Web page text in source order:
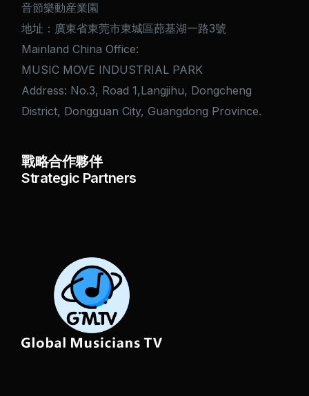
音節樂動産業園
地址：廣東省東莞市東城區蓢基湖一路3號
Mainland China Office:
MUSIC MOVE INDUSTRIAL PARK
Address: No.3, Road 1,Langjihu, Dongcheng
District, Dongguan City, Guangdong Province.
戰略合作夥伴
Strategic Partners